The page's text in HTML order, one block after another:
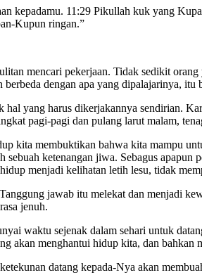
kepadamu. 11:29 Pikullah kuk yang
Kupun ringan.”
mencari pekerjaan. Tidak sedikit
dengan apa yang dipalajarinya,
yang harus dikerjakannya sendirian.
pagi-pagi dan pulang larut malam,
kita membuktikan bahwa kita mampu
ketenangan jiwa. Sebagus apapun
menjadi kelihatan letih lesu, tidak
jawab itu melekat dan menjadi
jenuh.
waktu sejenak dalam sehari untuk
akan menghantui hidup kita, dan bahkan
datang kepada-Nya akan